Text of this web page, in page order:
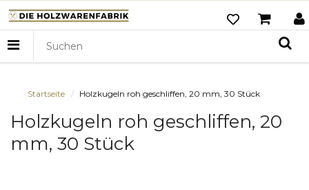
Startseite Holzkugeln roh geschliffen, 20 mm, 30 Stück
Holzkugeln roh geschliffen, 20
mm, 30 Stück